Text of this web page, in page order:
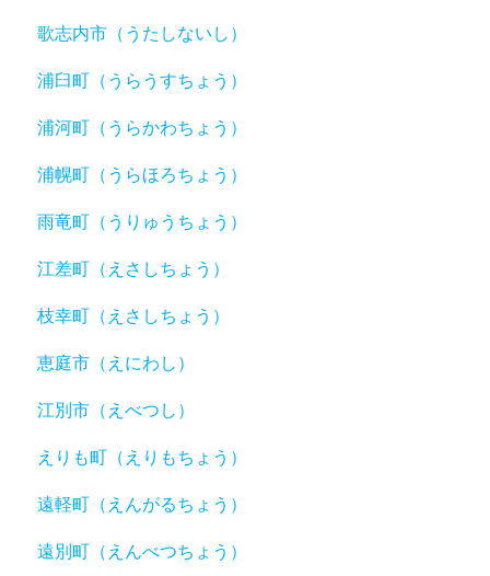
歌志内市（うたしないし）
浦臼町（うらうすちょう）
浦河町（うらかわちょう）
浦幌町（うらほろちょう）
雨竜町（うりゅうちょう）
江差町（えさしちょう）
枝幸町（えさしちょう）
恵庭市（えにわし）
江別市（えべつし）
えりも町（えりもちょう）
遠軽町（えんがるちょう）
遠別町（えんべつちょう）